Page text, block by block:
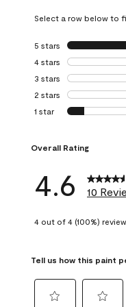
Select a row below to
5 stars stars
4 stars stars
3 stars stars
2 stars stars
1 star stars
Overall Rating
4.6 10
4 out of 4 (100%)
Tell us how this paint